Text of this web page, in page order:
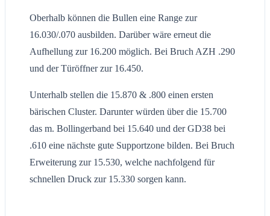
Oberhalb können die Bullen eine Range zur
16.030/.070 ausbilden. Darüber wäre erneut die
Aufhellung zur 16.200 möglich. Bei Bruch AZH .290
und der Türöffner zur 16.450.
Unterhalb stellen die 15.870 & .800 einen ersten
bärischen Cluster. Darunter würden über die 15.700
das m. Bollingerband bei 15.640 und der GD38 bei
.610 eine nächste gute Supportzone bilden. Bei Bruch
Erweiterung zur 15.530, welche nachfolgend für
schnellen Druck zur 15.330 sorgen kann.